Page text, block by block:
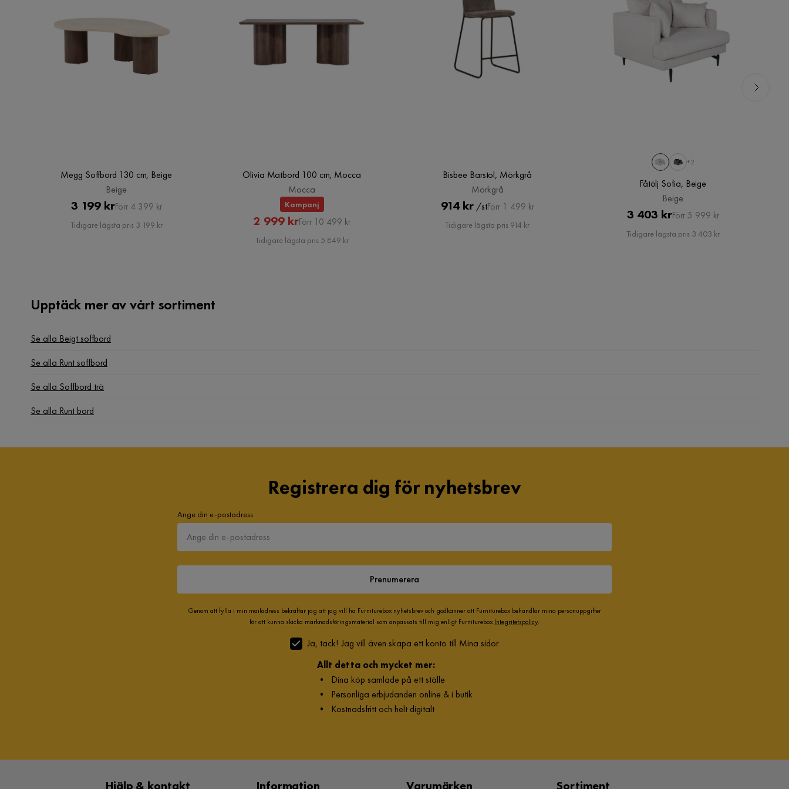
Megg Soffbord 130 cm, Beige
Beige
Pris
3 199 krOriginal
Pris
Förr 4 399 kr
Tidigare lägsta pris 3 199 kr
Olivia Matbord 100 cm, Mocca
Mocca
Kampanj
Rabatterat
Pris
2 999 krOriginal
Pris
Förr 10 499 kr
Tidigare lägsta pris 5 849 kr
Bisbee Barstol, Mörkgrå
Mörkgrå
Pris
914 kr /stOriginal
Pris
Förr 1 499 kr
Tidigare lägsta pris 914 kr
+2
Fåtölj Sofia, Beige
Beige
Pris
3 403 krOriginal
Pris
Förr 5 999 kr
Tidigare lägsta pris 3 403 kr
Upptäck mer av vårt sortiment
Se alla Beigt soffbord
Se alla Runt soffbord
Se alla Soffbord trä
Se alla Runt bord
Registrera dig för nyhetsbrev
Ange din e-postadress
Prenumerera
Genom att fylla i min mailadress bekräftar jag att jag vill ha Furniturebox nyhetsbrev och godkänner att Furniturebox behandlar mina personuppgifter
för att kunna skicka marknadsföringsmaterial som anpassats till mig enligt Furniturebox Integritetspolicy.
Ja, tack! Jag vill även skapa ett konto till Mina sidor.
Allt detta och mycket mer:
• Dina köp samlade på ett ställe
• Personliga erbjudanden online & i butik
• Kostnadsfritt och helt digitalt
Hjälp & kontakt Information Varumärken Sortiment